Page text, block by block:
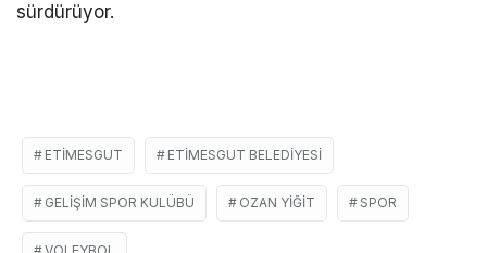
sürdürüyor.
ETIMESGUT ETIMESGUT BELEDIYESI
GELIŞIM SPOR KULÜBÜ OZAN YIĞIT SPOR